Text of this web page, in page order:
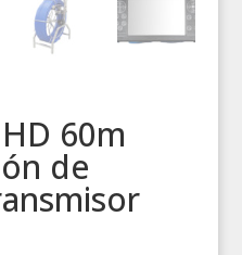
60m
de